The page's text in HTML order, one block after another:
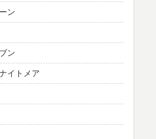
ン
ン
イトメア